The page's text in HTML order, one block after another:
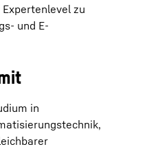
zu
und E-
in